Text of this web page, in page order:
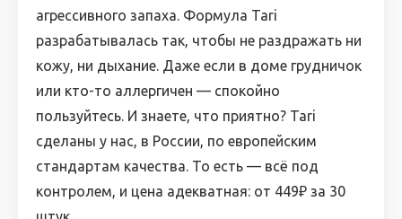
агрессивного запаха. Формула Tari
разрабатывалась так, чтобы не раздражать ни
кожу, ни дыхание. Даже если в доме грудничок
или кто-то аллергичен — спокойно
пользуйтесь. И знаете, что приятно? Tari
сделаны у нас, в России, по европейским
стандартам качества. То есть — всё под
контролем, и цена адекватная: от 449₽ за 30